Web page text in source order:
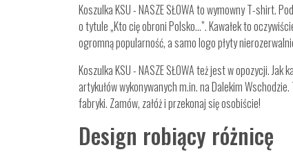
Koszulka KSU - NASZE SŁOWA to wymowny T-shirt.
o tytule „Kto cię obroni Polsko…”. Kawałek to
ogromną popularność, a samo logo płyty
Koszulka KSU - NASZE SŁOWA też jest w opozycji.
artykułów wykonywanych m.in. na Dalekim
fabryki. Zamów, załóż i przekonaj się osobiście!
Design robiący różnicę